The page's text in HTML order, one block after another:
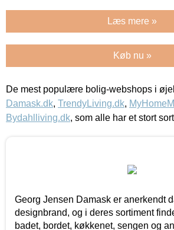
Læs mere »
Køb nu »
De mest populære bolig-webshops i
Damask.dk, TrendyLiving.dk,
Bydahlliving.dk, som alle har et stort
Georg Jensen Damask er anerkendt
designbrand, og i deres sortiment
badet, bordet, køkkenet, sengen og